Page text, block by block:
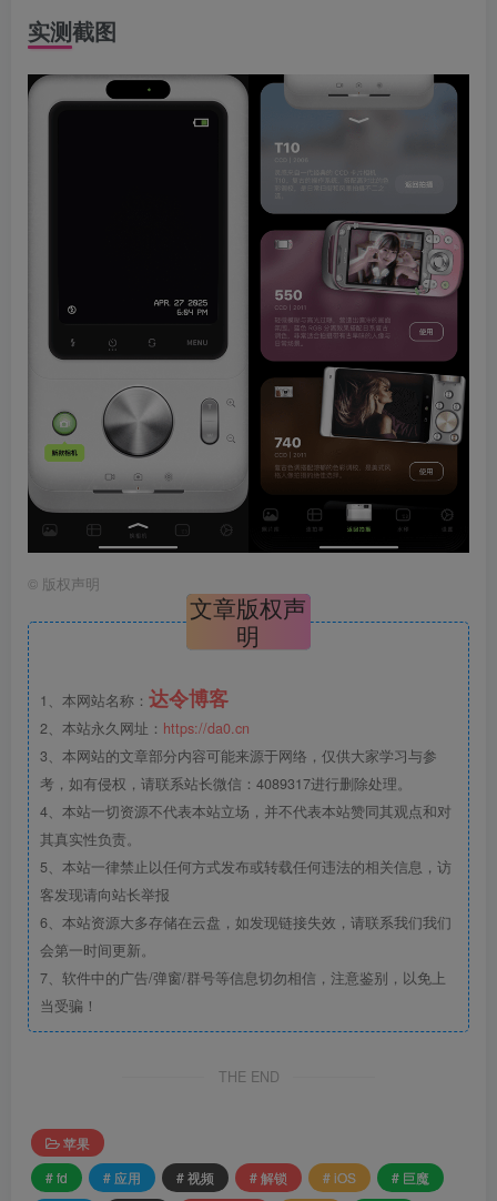
实测截图
© 版权声明
文章版权声
明
1、本网站名称： 达令博客
2、本站永久网址： https://da0.cn
3、本网站的文章部分内容可能来源于网络，仅供大家学习与参
考，如有侵权，请联系站长微信：4089317进行删除处理。
4、本站一切资源不代表本站立场，并不代表本站赞同其观点和对
其真实性负责。
5、本站一律禁止以任何方式发布或转载任何违法的相关信息，访
客发现请向站长举报
6、本站资源大多存储在云盘，如发现链接失效，请联系我们我们
会第一时间更新。
7、软件中的广告/弹窗/群号等信息切勿相信，注意鉴别，以免上
当受骗！
THE END
苹果
# fd
# 应用 # 视频 # 解锁 # iOS
# 巨魔